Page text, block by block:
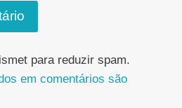
para reduzir spam.
em comentários são